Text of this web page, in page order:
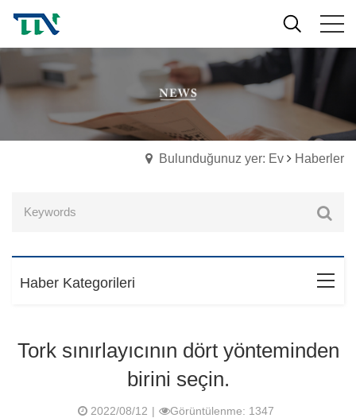
Bulunduğunuz yer: Ev Haberler
Haber Kategorileri
Tork sınırlayıcının dört yönteminden
birini seçin.
2022/08/12 | Görüntülenme: 1347